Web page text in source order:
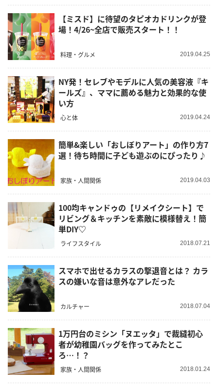
【ミスド】に待望のタピオカドリンクが登
場！4/26~全店で販売スタート！！
料理・グルメ 2019.04.25
NY発！セレブやモデルに人気の美容液『キ
ールズ』、ママに薦める魅力と効果的な使
い方
心と体 2019.04.24
簡単&楽しい「おしぼりアート」の作り方7
選！待ち時間に子ども遊ぶのにぴったり♪
家族・人間関係 2019.04.03
100均キャンドゥの【リメイクシート】で
リビング＆キッチンを素敵に模様替え！簡
単DIY♡
ライフスタイル 2018.07.21
スマホで出せるカラスの撃退音とは？ カラ
スの嫌いな音は意外なアレだった
カルチャー 2018.07.04
1万円台のミシン「ヌエッタ」で裁縫初心
者が幼稚園バッグを作ってみたとこ
ろ…！？
家族・人間関係 2018.01.24